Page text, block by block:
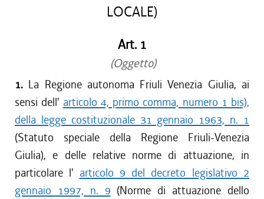
LOCALE)
Art. 1
(Oggetto)
1. La Regione autonoma Friuli Venezia Giulia, ai
sensi dell' articolo 4, primo comma, numero 1 bis),
della legge costituzionale 31 gennaio 1963, n. 1
(Statuto speciale della Regione Friuli-Venezia
Giulia), e delle relative norme di attuazione, in
particolare l' articolo 9 del decreto legislativo 2
gennaio 1997, n. 9 (Norme di attuazione dello